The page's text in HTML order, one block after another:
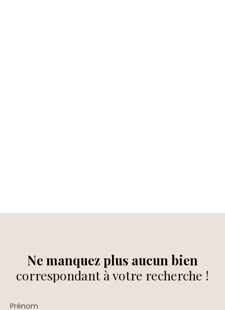
Ne manquez plus aucun bien
correspondant à votre recherche !
Prénom